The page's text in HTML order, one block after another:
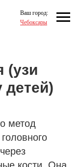
Ваш город:
Чебоксары
(узи
детей)
метод